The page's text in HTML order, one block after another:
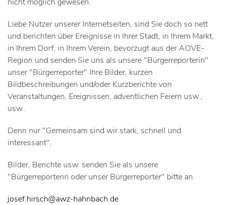
Liebe Nutzer unserer Internetseiten, sind Sie doch so nett
und berichten über Ereignisse in Ihrer Stadt, in Ihrem Markt,
in Ihrem Dorf, in Ihrem Verein, bevorzugt aus der AOVE-
Region und senden Sie uns als unsere "Bürgerreporterin"
unser "Bürgerreporter" Ihre Bilder, kurzen
Bildbeschreibungen und/oder Kurzberichte von
Veranstaltungen, Ereignissen, adventlichen Feiern usw.,
usw..
Denn nur "Gemeinsam sind wir stark, schnell und
interessant".
Bilder, Berichte usw. senden Sie als unsere
"Bürgerreporterin oder unser Bürgerreporter" bitte an
josef.hirsch@awz-hahnbach.de